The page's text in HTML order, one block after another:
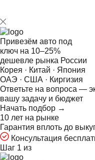
Привезём авто под
ключ на 10–25%
дешевле рынка России
Корея · Китай · Япония
ОАЭ · США · Киргизия
Ответьте на вопроса —
вашу задачу и бюджет
Начать подбор →
10 лет на рынке
Гарантия вплоть до
Консультация
Шаг 1 из